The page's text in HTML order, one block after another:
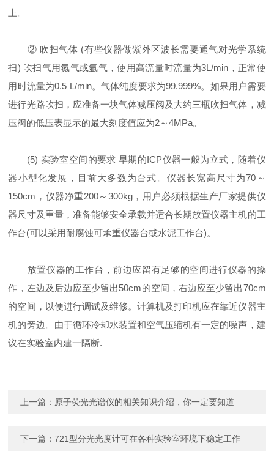
上。
② 吹扫气体 (有些仪器做紫外区波长需要通气对光学系统
扫) 吹扫气用氮气或氩气，使用高流量时流量为3L/min，正常使
用时流量为0.5 L/min。气体纯度要求为99.999%。如果用户需要
进行光路吹扫，应准备一块气体减压阀及大约三瓶吹扫气体，减
压阀的低压表显示的最大刻度值应为2～4MPa。
(5) 实验室空间的要求 早期的ICP仪器一般为立式，随着仪
器小型化发展，目前大多数为台式。仪器长宽高尺寸为70～
150cm，仪器净重200～300kg，用户必须根据生产厂家提供仪
器尺寸及重量，准备能够安全承载并适合长期放置仪器主机的工
作台(可以采用耐腐蚀可承重仪器台或水泥工作台)。
放置仪器的工作台，前边应留有足够的空间进行仪器的操
作，左边及后边应至少留出50cm的空间，右边应至少留出70cm
的空间，以便进行调试及维修。计算机及打印机应在靠近仪器主
机的旁边。由于循环冷却水装置和空气压缩机有一定的噪声，建
议在实验室内建一隔断.
上一篇： 原子荧光光谱仪的相关知识介绍，你一定要知道
下一篇：721型分光光度计可在各种实验室环境下稳定工作